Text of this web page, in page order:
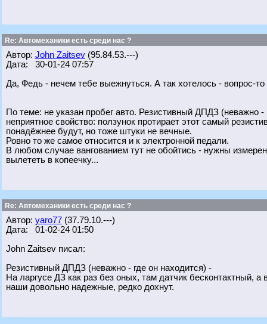
Re: Автомеханики есть среди нас ?
Автор: John Zaitsev (95.84.53.---)
Дата: 30-01-24 07:57
Да, Федь - нечем тебе выежнуться. А так хотелось - вопрос-то
По теме: не указан пробег авто. Резистивный ДПДЗ (неважно
неприятное свойство: ползунок протирает этот самый
понадёжнее будут, но тоже штуки не вечные.
Ровно то же самое относится и к электронной педали.
В любом случае вангованием тут не обойтись - нужны
вылететь в копеечку...
Re: Автомеханики есть среди нас ?
Автор: yaro77 (37.79.10.---)
Дата: 01-02-24 01:50
John Zaitsev писал:
Резистивный ДПДЗ (неважно - где он находится) -
На ларгусе ДЗ как раз без оных, там датчик бесконтактный,
наши довольно надежные, редко дохнут.